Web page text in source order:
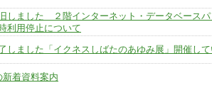
しました ２階インターネット・データベースパ
利用停止について
しました「イクネスしばたのあゆみ展」開催し
新着資料案内